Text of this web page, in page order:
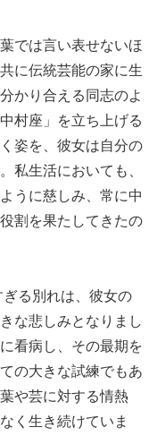
では言い表せないほ
に伝統芸能の家に生
かり合える同志のよ
村座」を立ち上げる
姿を、彼女は自分の
私生活においても、
うに慈しみ、常に中
割を果たしてきたの
る別れは、彼女の
な悲しみとなりまし
看病し、その最期を
の大きな試練でもあ
や芸に対する情熱
く生き続けていま